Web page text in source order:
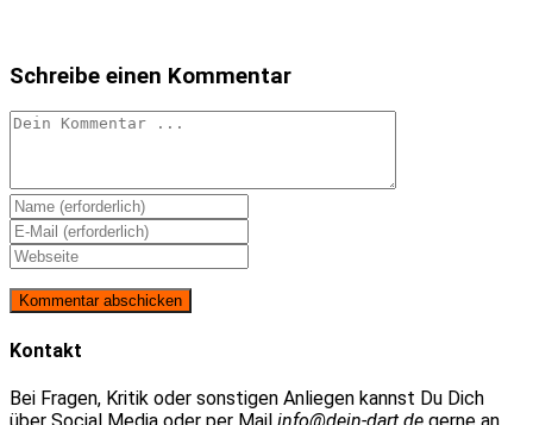
Schreibe einen Kommentar
Kommentieren
Gib
deinen
Namen
oder
Benutzernamen
zum
Kommentieren
ein
Gib
deine
E-
Mail-
Adresse
zum
ein
Gib
Website-
ein
Kontakt
Bei Fragen, Kritik oder sonstigen Anliegen kannst Du Dich